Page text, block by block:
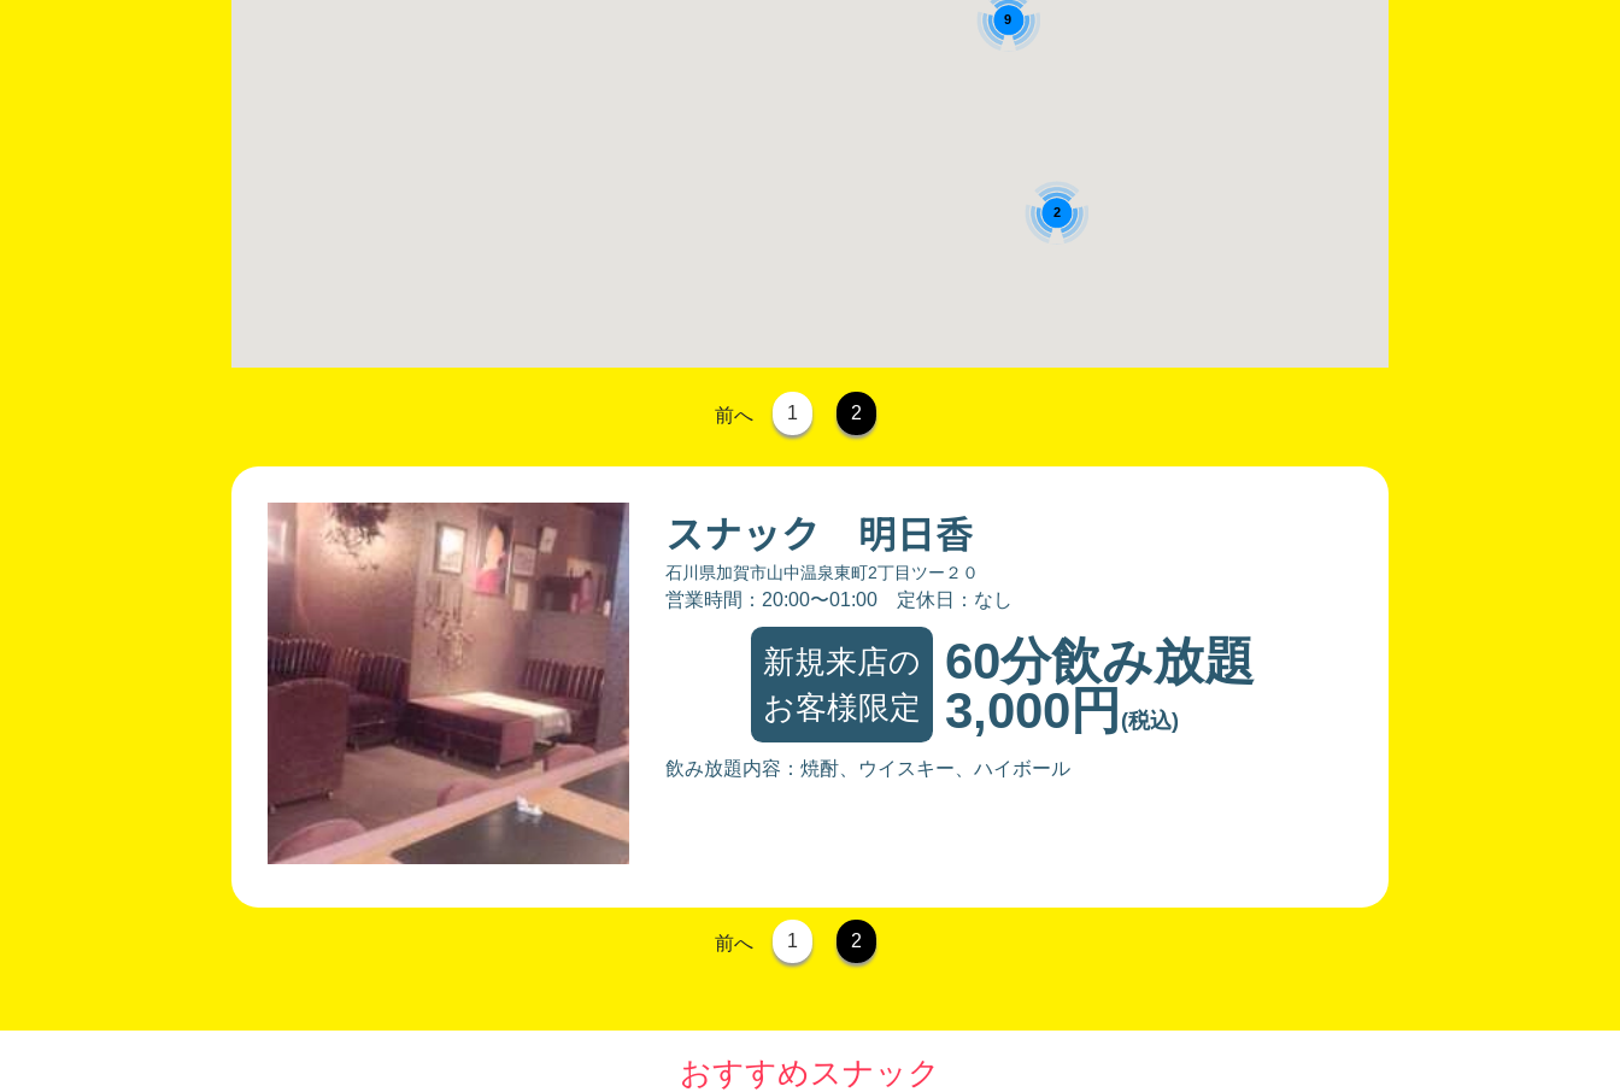
2
9
前へ 1 2
スナック 明日香
石川県加賀市山中温泉東町2丁目ツー２０
営業時間：20:00〜01:00 定休日：なし
新規来店の
お客様限定
60分飲み放題
3,000円 (税込)
飲み放題内容：焼酎、ウイスキー、ハイボール
前へ 1 2
おすすめスナック